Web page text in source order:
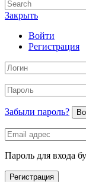
Закрыть
Войти
Регистрация
Забыли пароль?
Пароль для входа
Регистрация